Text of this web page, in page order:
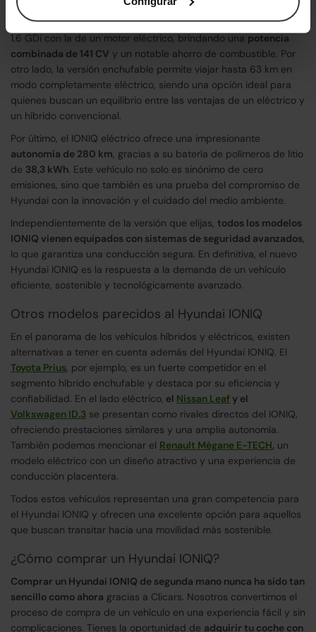
El IONIQ híbrido combina la potencia de un motor de gasolina
1.6 GDi con la de un motor eléctrico, brindando una potencia
combinada de 141 CV y un notable ahorro de combustible. Por
otro lado, la versión enchufable permite viajar hasta 63 km en
modo completamente eléctrico, siendo una opción ideal para
quienes buscan un equilibrio entre las ventajas de un eléctrico y
un híbrido convencional.
Por último, el IONIQ eléctrico ofrece una impresionante
autonomía de 280 km, gracias a su batería de polímeros de litio
de 38,3 kWh. Este vehículo no solo es sinónimo de cero
emisiones, sino que también es una prueba del compromiso de
Hyundai con la innovación y el cuidado del medio ambiente.
Independientemente de la versión que elijas, todos los modelos
IONIQ vienen equipados con sistemas de seguridad avanzados,
lo que garantiza una conducción segura. En definitiva, el nuevo
Hyundai IONIQ es la respuesta a la demanda de un vehículo
eficiente, sostenible y tecnológicamente avanzado.
Otros modelos parecidos al Hyundai IONIQ
En el panorama de los vehículos híbridos y eléctricos, existen
alternativas a tener en cuenta además del Hyundai IONIQ. El
Toyota Prius, por ejemplo, es un fuerte competidor en el
segmento híbrido enchufable y destaca por su eficiencia y
confiabilidad. En el lado eléctrico, el Nissan Leaf y el
Volkswagen ID.3 se presentan como rivales directos del IONIQ,
ofreciendo prestaciones similares y una amplia autonomía.
También podemos mencionar el Renault Mégane E-TECH, un
modelo eléctrico con un diseño atractivo y una experiencia de
conducción placentera.
Todos estos vehículos representan una gran competencia para
el Hyundai IONIQ y ofrecen una excelente opción para aquellos
que buscan transitar hacia una movilidad más sostenible.
¿Cómo comprar un Hyundai IONIQ?
Comprar un Hyundai IONIQ de segunda mano nunca ha sido tan
sencillo como ahora gracias a Clicars. Nosotros convertimos el
proceso de compra de un vehículo en una experiencia fácil y sin
complicaciones. Tienes la oportunidad de adquirir tu coche con